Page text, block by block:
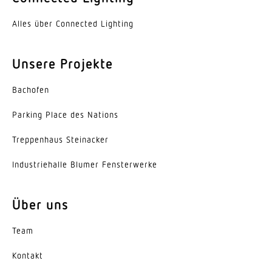
Hauptlicht einstellbar
Grundlichtfunktion
9,1 W
Nein
schaltbar
Schlagfestigkeit
IK03
Alles über Connected Lighting
Unsere Projekte
Bachofen
Parking Place des Nations
Trep­penhaus Steinacker
Indus­trie­halle Blumer Fensterwerke
Über uns
Team
Kontakt